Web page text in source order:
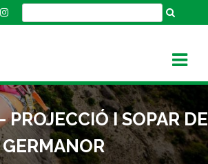
PROJECCIÓ I SOPAR DE
GERMANOR